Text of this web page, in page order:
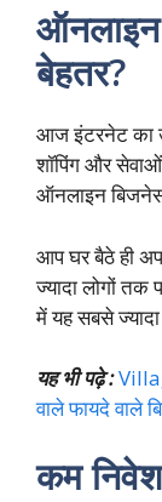
बेहतर?
आज इंटरनेट का
शॉपिंग और
ऑनलाइन
आप घर बैठे ही
ज्यादा लोगों
में यह सबसे
यह भी पढ़े :
वाले फायदे वाले
कम